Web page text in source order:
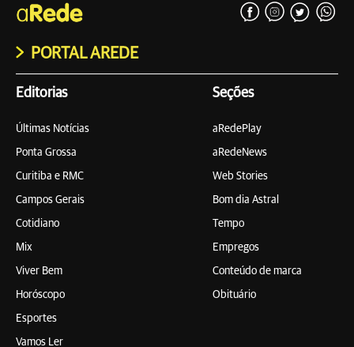
PORTAL AREDE
Editorias
Últimas Notícias
Ponta Grossa
Curitiba e RMC
Campos Gerais
Cotidiano
Mix
Viver Bem
Horóscopo
Esportes
Vamos Ler
Seções
aRedePlay
aRedeNews
Web Stories
Bom dia Astral
Tempo
Empregos
Conteúdo de marca
Obituário